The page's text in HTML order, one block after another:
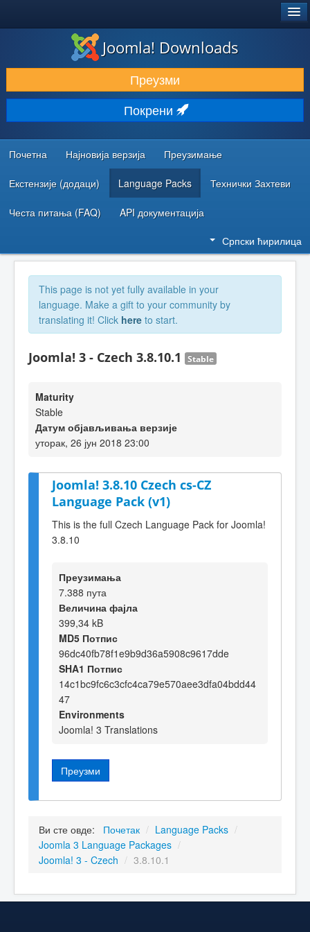
ПРЕУЗИМАЊЕ И ПРОШИРЕЊА (ЕКСТЕНЗИЈЕ)
ОТКРИЈТЕ И НАУЧИТЕ
ЗАЈЕДНИЦА И ПОДРШКА
РЕСУРСИ ЗА РАЗВОЈ
Joomla! Downloads
Преузми
Покрени
Почетна Најновија верзија Преузимање
Екстензије (додаци) Language Packs Технички Захтеви
Честа питања (FAQ) API документација
Српски ћирилица
This page is not yet fully available in your
language. Make a gift to your community by
translating it! Click here to start.
Joomla! 3 - Czech 3.8.10.1 Stable
Maturity
Stable
Датум објављивања верзије
уторак, 26 јун 2018 23:00
Joomla! 3.8.10 Czech cs-CZ
Language Pack (v1)
This is the full Czech Language Pack for Joomla!
3.8.10
Преузимања
7.388 пута
Величина фајла
399,34 kB
MD5 Потпис
96dc40fb78f1e9b9d36a5908c9617dde
SHA1 Потпис
14c1bc9fc6c3cfc4ca79e570aee3dfa04bdd44
47
Environments
Joomla! 3 Translations
Преузми
Ви сте овде: Почетак / Language Packs /
Joomla 3 Language Packages /
Joomla! 3 - Czech / 3.8.10.1